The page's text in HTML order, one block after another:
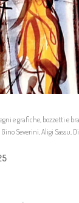
e grafiche, bozzetti e
Severini, Aligi Sassu,